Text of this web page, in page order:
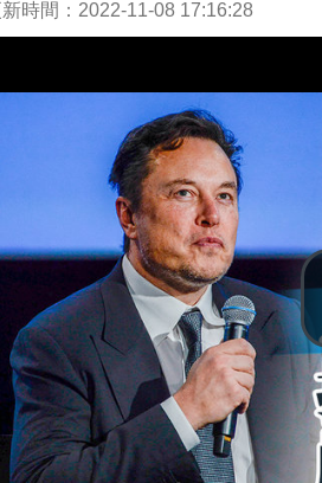
時間：2022-11-08 17:16:28